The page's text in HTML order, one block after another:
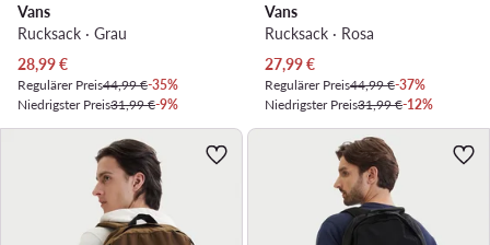
Vans
Rucksack · Grau
Aktueller Preis
28,99€
Regulärer Preis44,99 €-35%
Niedrigster Preis31,99 €-9%
Vans
Rucksack · Rosa
Aktueller Preis
27,99€
Regulärer Preis44,99 €-37%
Niedrigster Preis31,99 €-12%